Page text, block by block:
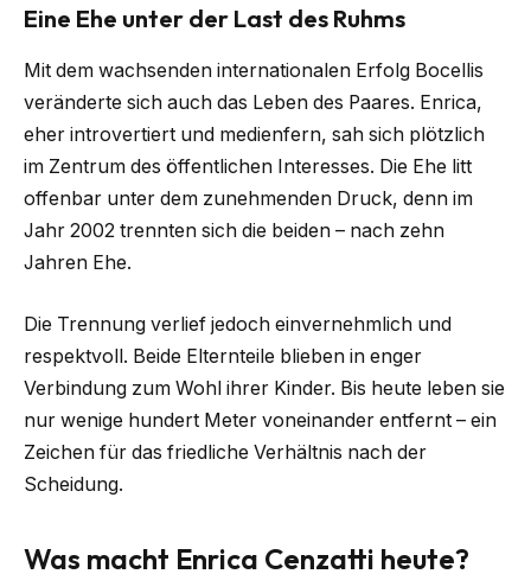
Eine Ehe unter der Last des Ruhms
Mit dem wachsenden internationalen Erfolg Bocellis
veränderte sich auch das Leben des Paares. Enrica,
eher introvertiert und medienfern, sah sich plötzlich
im Zentrum des öffentlichen Interesses. Die Ehe litt
offenbar unter dem zunehmenden Druck, denn im
Jahr 2002 trennten sich die beiden – nach zehn
Jahren Ehe.
Die Trennung verlief jedoch einvernehmlich und
respektvoll. Beide Elternteile blieben in enger
Verbindung zum Wohl ihrer Kinder. Bis heute leben sie
nur wenige hundert Meter voneinander entfernt – ein
Zeichen für das friedliche Verhältnis nach der
Scheidung.
Was macht Enrica Cenzatti heute?